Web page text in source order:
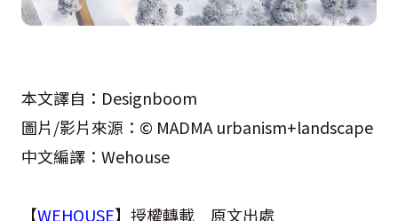
本文譯自：Designboom
圖片/影片來源：© MADMA urbanism+landscape
中文編譯：Wehouse
【WEHOUSE】授權轉載 原文出處